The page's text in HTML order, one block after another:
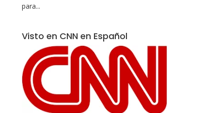
para...
Visto en CNN en Español